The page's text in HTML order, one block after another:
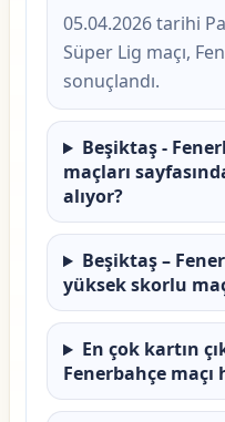
05.04.2026 tarihi
Süper Lig maçı,
sonuçlandı.
Beşiktaş -
maçları
alıyor?
Beşiktaş –
yüksek skorlu
En çok kartın
Fenerbahçe maçı